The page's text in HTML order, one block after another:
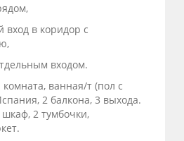
вход в коридор с
входом.
ванная/т (пол с
2 балкона, 3 выхода.
2 тумбочки,